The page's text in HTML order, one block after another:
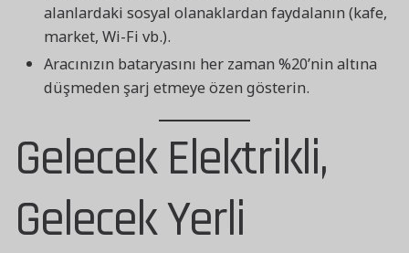
alanlardaki sosyal olanaklardan faydalanın (kafe,
market, Wi-Fi vb.).
Aracınızın bataryasını her zaman %20’nin altına
düşmeden şarj etmeye özen gösterin.
Gelecek Elektrikli,
Gelecek Yerli